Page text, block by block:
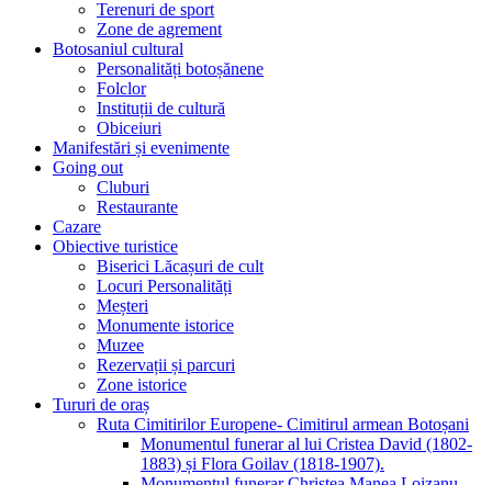
Terenuri de sport
Zone de agrement
Botosaniul cultural
Personalități botoșănene
Folclor
Instituții de cultură
Obiceiuri
Manifestări și evenimente
Going out
Cluburi
Restaurante
Cazare
Obiective turistice
Biserici Lăcașuri de cult
Locuri Personalități
Meșteri
Monumente istorice
Muzee
Rezervații și parcuri
Zone istorice
Tururi de oraș
Ruta Cimitirilor Europene- Cimitirul armean Botoșani
Monumentul funerar al lui Cristea David (1802-
1883) și Flora Goilav (1818-1907).